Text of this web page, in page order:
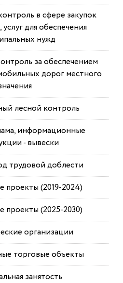
в сфере закупок
для обеспечения
нужд
за обеспечением
дорог местного
лесной контроль
информационные
- вывески
трудовой доблести
проекты (2019-2024)
проекты (2025-2030)
организации
торговые объекты
занятость